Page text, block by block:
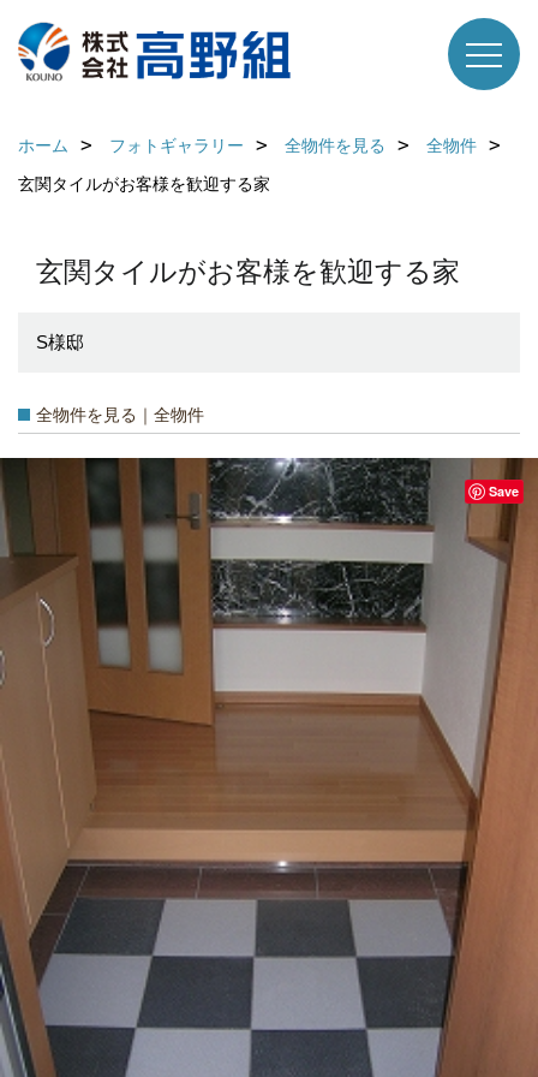
ホーム フォトギャラリー 全物件を見る
全物件
玄関タイルがお客様を歓迎する家
玄関タイルがお客様を歓迎する家
S様邸
全物件を見る｜全物件
Save